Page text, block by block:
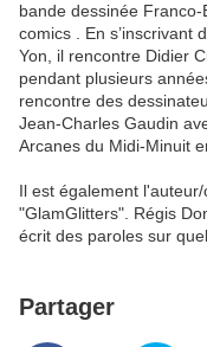
bande dessinée
comics . En s’inscrivant
Yon, il rencontre Didier
pendant plusieurs
rencontre des
Jean-Charles Gaudin
Arcanes du Midi-Minuit
Il est également
"GlamGlitters". Régis
écrit des paroles sur
Partager